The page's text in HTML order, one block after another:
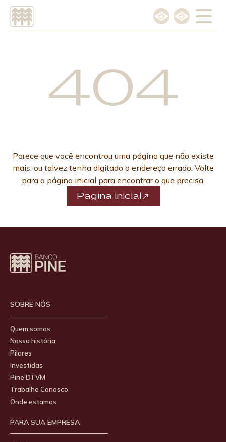
Escolha o idioma
Português
English404
Parece que você encontrou uma página que não existe
mais, ou talvez tenha digitado o endereço errado. Volte
para a página inicial para encontrar o que precisa.
Pagina inicial
SOBRE NÓS
Quem somos
Nossa história
Pilares
Investidas
Pine DTVM
Trabalhe Conosco
Onde estamos
PARA SUA EMPRESA